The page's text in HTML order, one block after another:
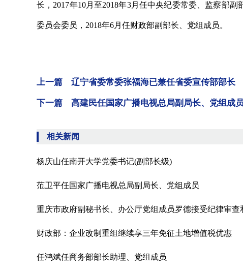
长，2017年10月至2018年3月任中央纪委常委、监察部
委员会委员，2018年6月任财政部副部长、党组成员。
上一篇 辽宁省委常委张福海已兼任省委宣传部部长
下一篇 高建民任国家广播电视总局副局长、党组成员
相关新闻
杨庆山任南开大学党委书记(副部长级)
范卫平任国家广播电视总局副局长、党组成员
重庆市政府副秘书长、办公厅党组成员罗德接受纪律审查
财政部：企业改制重组继续享三年免征土地增值税优惠
任鸿斌任商务部部长助理、党组成员